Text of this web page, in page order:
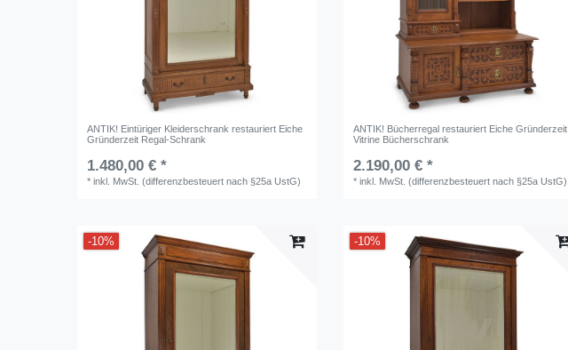
ANTIK! Eintüriger Kleiderschrank restauriert Eiche
Gründerzeit Regal-Schrank
1.480,00 € *
*inkl. MwSt. (differenzbesteuert nach §25a UstG)
ANTIK! Bücherregal restauriert Eiche Gründerzeit
Vitrine Bücherschrank
2.190,00 € *
*inkl. MwSt. (differenzbesteuert nach §25a UstG)
-10% -10%